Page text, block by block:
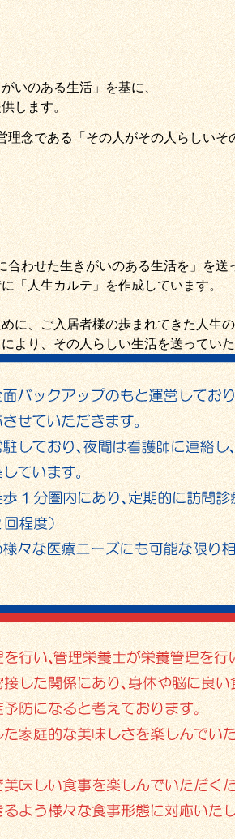
いのある生活」を基に、
します。
理念である 「その人がその人らしい
合わせた生きがいのある生活を」を送
「人生カルテ」を作成しています。
に、ご入居者様の歩まれてきた人
より、その人らしい生活を送ってい